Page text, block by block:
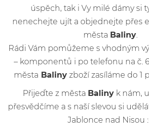
úspěch, tak i Vy milé dámy si
nenechejte ujít a objednejte přes
města Baliny
Rádi Vám pomůžeme s vhodným
– komponentů i po telefonu na č.
města Balinyzboží zasíláme do 1
Přijeďte z města Baliny k nám,
přesvědčíme a s naší slevou si
Jablonce nad Nisou